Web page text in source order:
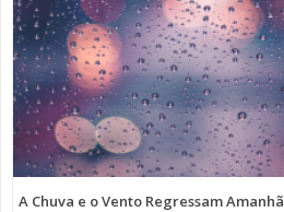
A Chuva e o Vento Regressam Amanhã